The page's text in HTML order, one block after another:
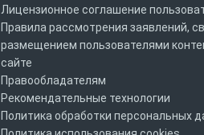
Лицензионное соглашение
Правила рассмотрения заявлений,
размещением пользователями
сайте
Правообладателям
Рекомендательные технологии
Политика обработки персональных